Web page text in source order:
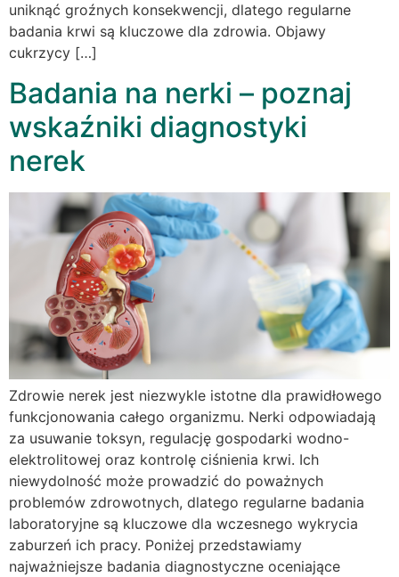
uniknąć groźnych konsekwencji, dlatego regularne
badania krwi są kluczowe dla zdrowia. Objawy
cukrzycy […]
Badania na nerki – poznaj
wskaźniki diagnostyki
nerek
Zdrowie nerek jest niezwykle istotne dla prawidłowego
funkcjonowania całego organizmu. Nerki odpowiadają
za usuwanie toksyn, regulację gospodarki wodno-
elektrolitowej oraz kontrolę ciśnienia krwi. Ich
niewydolność może prowadzić do poważnych
problemów zdrowotnych, dlatego regularne badania
laboratoryjne są kluczowe dla wczesnego wykrycia
zaburzeń ich pracy. Poniżej przedstawiamy
najważniejsze badania diagnostyczne oceniające